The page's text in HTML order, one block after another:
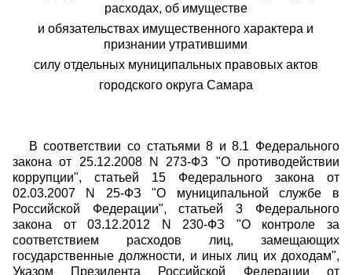
расходах, об имуществе
и обязательствах имущественного характера и
признании утратившими
силу отдельных муниципальных правовых актов
городского округа Самара
В соответствии со статьями 8 и 8.1 Федерального
закона от 25.12.2008 N 273-ФЗ "О противодействии
коррупции", статьей 15 Федерального закона от
02.03.2007 N 25-ФЗ "О муниципальной службе в
Российской Федерации", статьей 3 Федерального
закона от 03.12.2012 N 230-ФЗ "О контроле за
соответствием расходов лиц, замещающих
государственные должности, и иных лиц их доходам",
Указом Президента Российской Федерации от